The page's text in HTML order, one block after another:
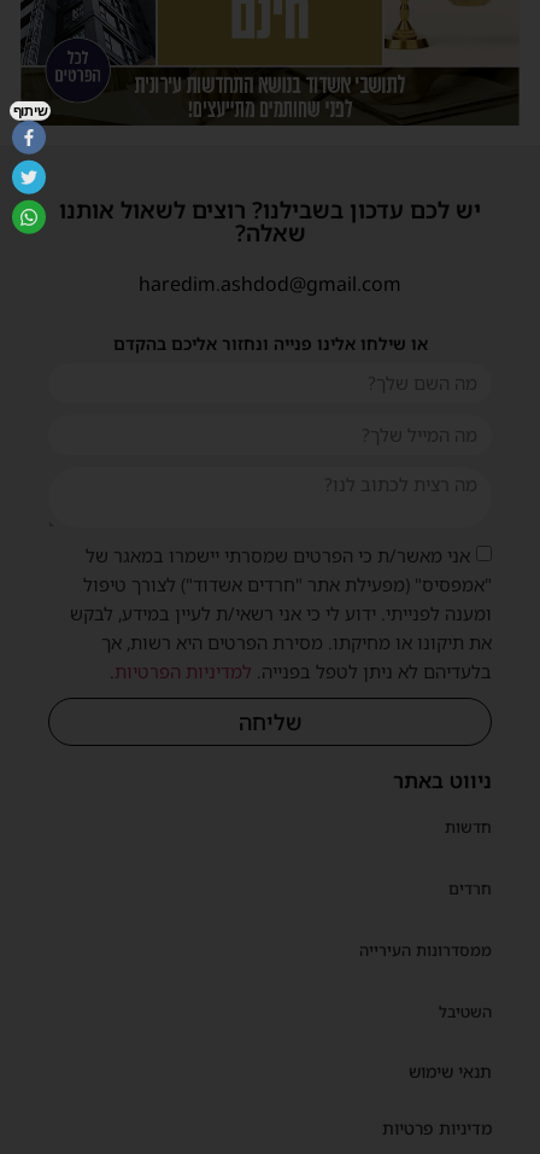
ניווט באתר
חדשות
חרדים
ממסדרונות העירייה
השטיבל
תנאי שימוש
מדיניות פרטיות
יש לכם עדכון בשבילנו? רוצים לשאול אותנו
שאלה?
haredim.ashdod@gmail.com
או שילחו אלינו פנייה ונחזור אליכם בהקדם
אני מאשר/ת כי הפרטים שמסרתי יישמרו במאגר של
"אמפסיס" (מפעילת אתר "חרדים אשדוד") לצורך טיפול
ומענה לפנייתי. ידוע לי כי אני רשאי/ת לעיין במידע, לבקש
את תיקונו או מחיקתו. מסירת הפרטים היא רשות, אך
בלעדיהם לא ניתן לטפל בפנייה. למדיניות הפרטיות.
שליחה
שיתוף